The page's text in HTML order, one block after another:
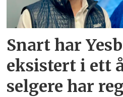
Snart har
eksistert i ett
selgere har